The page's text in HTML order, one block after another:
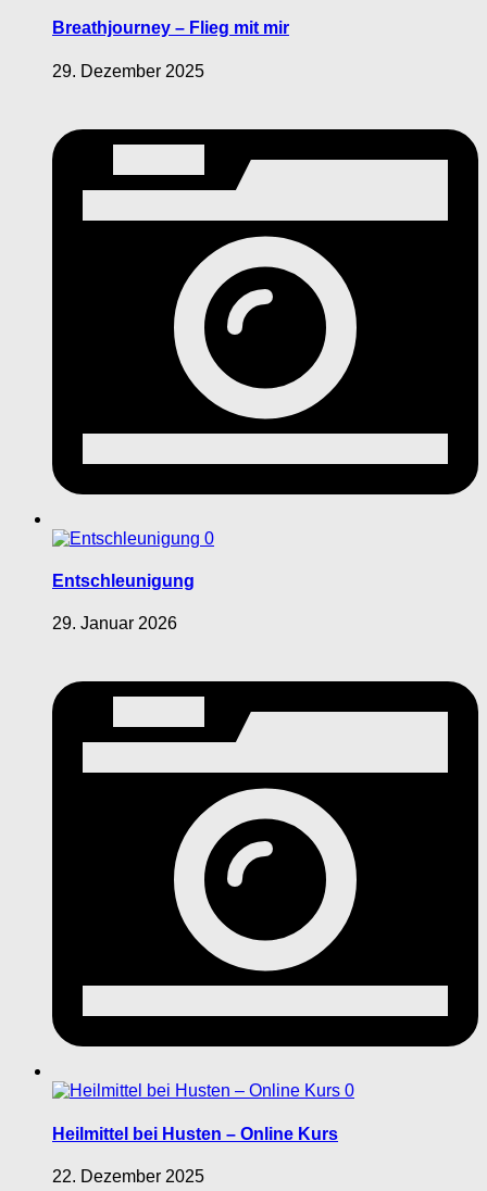
Breathjourney – Flieg mit mir
29. Dezember 2025
0
Entschleunigung
29. Januar 2026
0
Heilmittel bei Husten – Online Kurs
22. Dezember 2025